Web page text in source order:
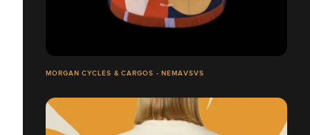
MORGAN CYCLES & CARGOS - NEMAVSVS